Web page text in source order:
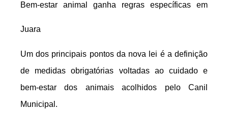
Bem-estar animal ganha regras específicas em
Juara
Um dos principais pontos da nova lei é a definição
de medidas obrigatórias voltadas ao cuidado e
bem-estar dos animais acolhidos pelo Canil
Municipal.